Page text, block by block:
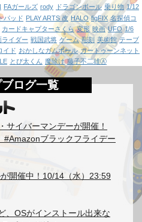
FAガールズ rody ドラゴンボール 乗り物 1/12
パッド PLAY ARTS 改 HALO figFIX 名探偵コ
カードキャプターさくら 変形 映画 UFO 1/6
ライダー 戦国武将 ゲーム 彫刻 美術館 テーブ
イド おかしなガムボール カートゥーンネット
とび太くん 魔除け 藤子不二雄Ⓐ
ログ一覧
サイバーマンデーが開催！
ブラックフライデー
開催中！10/14（水）23:59
、OSがインストール出来な